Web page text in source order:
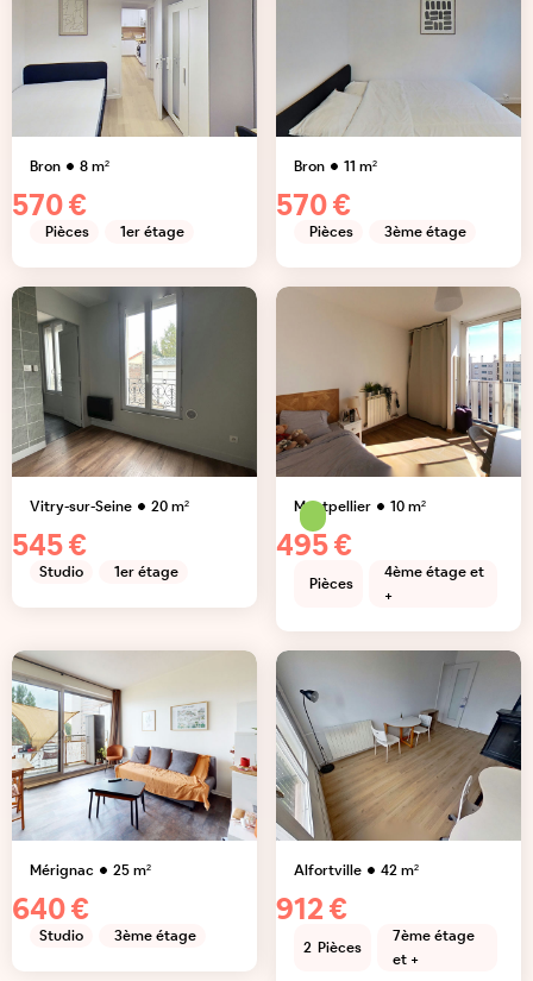
Bron 8m²
570 €
Pièces 1er étage
Bron 11 m²
570 €
Pièces 3ème étage
Vitry-sur-Seine 20m²
545 €
Studio 1er étage
Montpellier 10m²
495 €
Pièces
4ème étage et
+
Mérignac 25m²
640 €
Studio 3ème étage
Alfortville 42m²
912 €
2 Pièces
7ème étage
et +